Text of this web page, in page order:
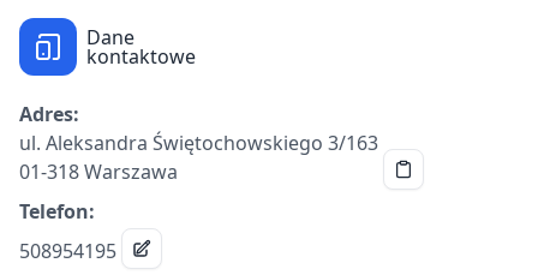
Dane
kontaktowe
Adres:
ul. Aleksandra Świętochowskiego 3/163
01-318 Warszawa
Telefon:
508954195